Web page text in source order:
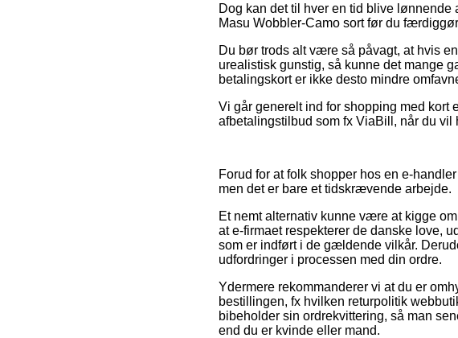
Dog kan det til hver en tid blive
Masu Wobbler-Camo sort før du
Du bør trods alt være så påvagt, at hvis
urealistisk gunstig, så kunne det mange
betalingskort er ikke desto mindre
Vi går generelt ind for shopping med kort
afbetalingstilbud som fx ViaBill, når du vil
Forud for at folk shopper hos en e-
men det er bare et tidskrævende arbejde.
Et nemt alternativ kunne være at kigge
at e-firmaet respekterer de danske love,
som er indført i de gældende vilkår.
udfordringer i processen med din ordre.
Ydermere rekommanderer vi at du er
bestillingen, fx hvilken returpolitik
bibeholder sin ordrekvittering, så man
end du er kvinde eller mand.